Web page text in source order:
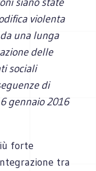
violenta
una lunga
delle
sociali
di
gennaio 2016
forte
tra